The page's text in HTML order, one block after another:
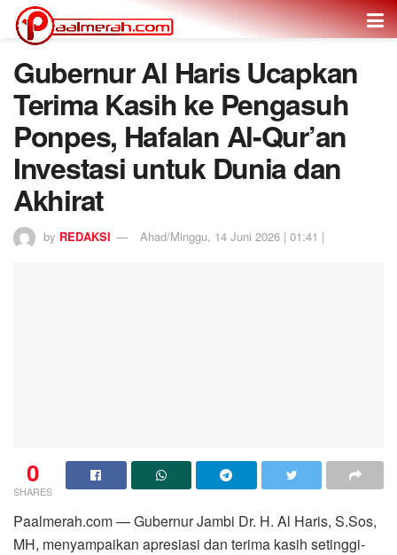
Gubernur Al Haris Ucapkan
Terima Kasih ke Pengasuh
Ponpes, Hafalan Al-Qur’an
Investasi untuk Dunia dan
Akhirat
by REDAKSI Ahad/Minggu, 14 Juni 2026 | 01:41 |
0
SHARES
Paalmerah.com — Gubernur Jambi Dr. H. Al Haris, S.Sos,
MH, menyampaikan apresiasi dan terima kasih setinggi-